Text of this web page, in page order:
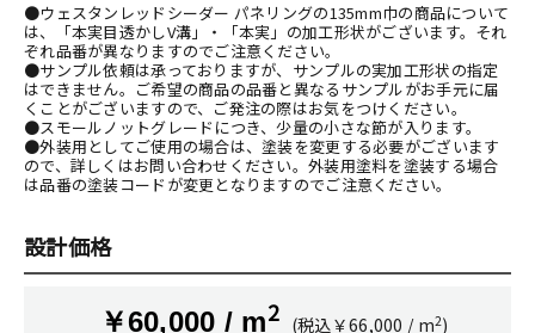
●ウェスタンレッドシーダー パネリングの135mm巾の商品について
は、「本実目透かしV溝」・「本実」の加工形状がございます。それ
ぞれ品番が異なりますのでご注意ください。
●サンプル依頼は承っておりますが、サンプルの実加工形状の指定
はできません。ご希望の商品の品番と異なるサンプルがお手元に届
くことがございますので、ご発注の際はお気をつけください。
●スモールノットグレードにつき、少量の小さな節が入ります。
●外装用としてご使用の場合は、塗装を変更する必要がございます
ので、詳しくはお問い合わせください。外装用塗料を塗装する場合
は品番の塗装コードが変更となりますのでご注意ください。
設計価格
￥60,000 / m2 (税込￥66,000 / m2)